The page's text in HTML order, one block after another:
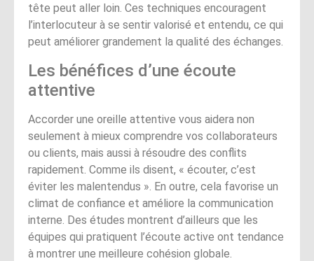
tête peut aller loin. Ces techniques encouragent
l’interlocuteur à se sentir valorisé et entendu, ce qui
peut améliorer grandement la qualité des échanges.
Les bénéfices d’une écoute
attentive
Accorder une oreille attentive vous aidera non
seulement à mieux comprendre vos collaborateurs
ou clients, mais aussi à résoudre des conflits
rapidement. Comme ils disent, « écouter, c’est
éviter les malentendus ». En outre, cela favorise un
climat de confiance et améliore la communication
interne. Des études montrent d’ailleurs que les
équipes qui pratiquent l’écoute active ont tendance
à montrer une meilleure cohésion globale.